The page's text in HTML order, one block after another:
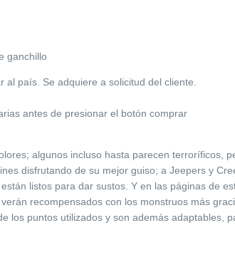
ganchillo
al país. Se adquiere a solicitud del cliente.
antes de presionar el botón comprar
algunos incluso hasta parecen terroríficos,
disfrutando de su mejor guiso; a Jeepers y
listos para dar sustos. Y en las páginas de
recompensados con los monstruos más
los puntos utilizados y son además adaptables,